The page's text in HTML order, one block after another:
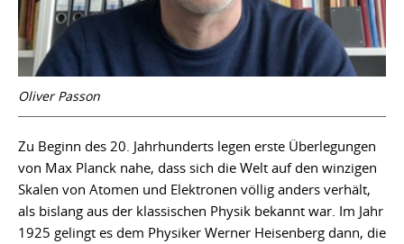
Oliver Passon
Zu Beginn des 20. Jahrhunderts legen erste Überlegungen
von Max Planck nahe, dass sich die Welt auf den winzigen
Skalen von Atomen und Elektronen völlig anders verhält,
als bislang aus der klassischen Physik bekannt war. Im Jahr
1925 gelingt es dem Physiker Werner Heisenberg dann, die